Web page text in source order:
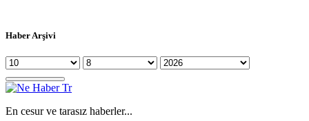
Haber Arşivi
En cesur ve tarasız haberler...